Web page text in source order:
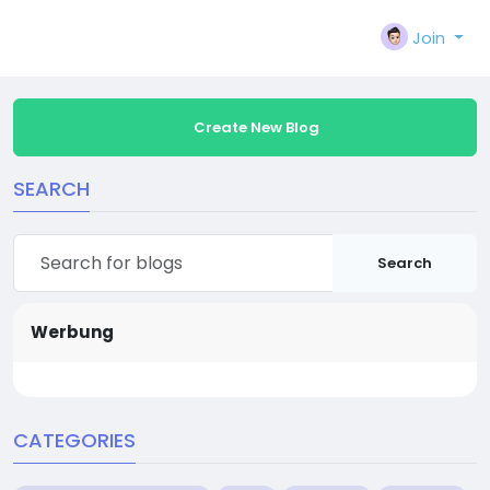
Join
Create New Blog
SEARCH
Search
Werbung
CATEGORIES